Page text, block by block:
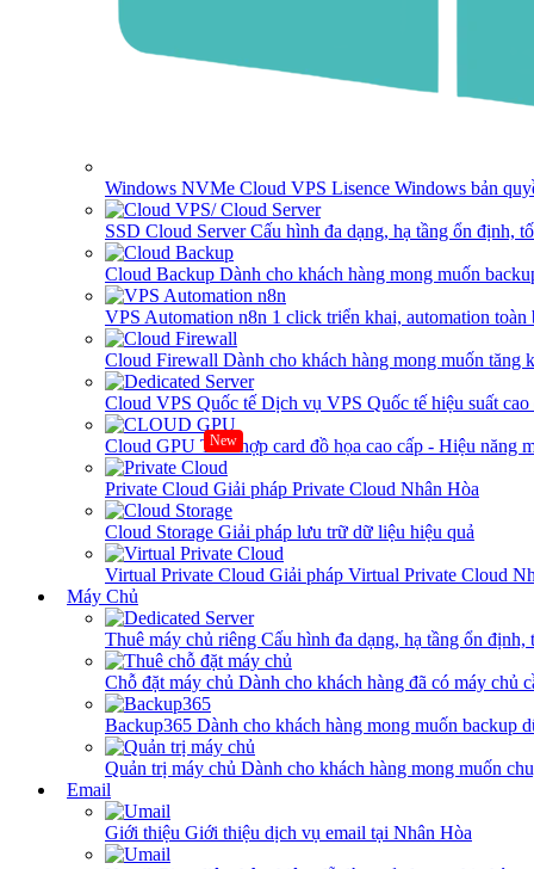
Windows NVMe Cloud VPS Lisence Windows bản
SSD Cloud ServerCấu hình đa dạng, hạ tầng ổn định,
Cloud Backup Dành cho khách hàng mong muốn
VPS Automation n8n 1 click triển khai, automation toàn
Cloud Firewall Dành cho khách hàng mong muốn tăng
Cloud VPS Quốc tế Dịch vụ VPS Quốc tế hiệu suất
Cloud GPU New
Tích hợp card đồ họa cao cấp - Hiệu năng
Private Cloud Giải pháp Private Cloud Nhân Hòa
Cloud Storage Giải pháp lưu trữ dữ liệu hiệu quả
Virtual Private Cloud Giải pháp Virtual Private Cloud
Máy Chủ
Thuê máy chủ riêng Cấu hình đa dạng, hạ tầng ổn
Chỗ đặt máy chủ Dành cho khách hàng đã có máy chủ
Backup365 Dành cho khách hàng mong muốn backup
Quản trị máy chủ Dành cho khách hàng mong muốn
Email
Giới thiệu Giới thiệu dịch vụ email tại Nhân Hòa